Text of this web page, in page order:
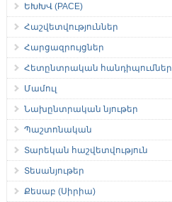
ԵԽԽՎ (PACE)
Հաշվետվություններ
Հարցազրույցներ
Հետընտրական հանդիպումներ
Մամուլ
Նախընտրական նյութեր
Պաշտոնական
Տարեկան հաշվետվություն
Տեսանյութեր
Քեսաբ (Սիրիա)